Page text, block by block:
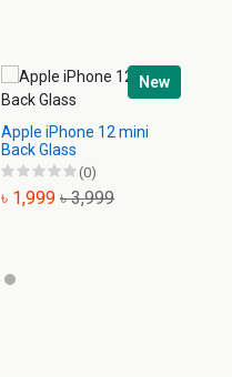
New
Apple iPhone 12 mini
Back Glass
(0)
৳ 1,999 ৳ 3,999